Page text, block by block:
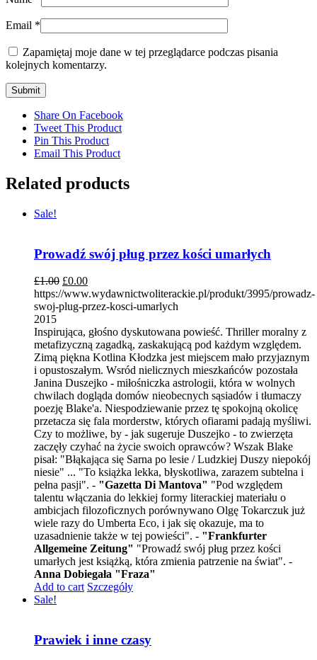
Email *
Zapamiętaj moje dane w tej przeglądarce podczas pisania
kolejnych komentarzy.
Share On Facebook
Tweet This Product
Pin This Product
Email This Product
Related products
Sale!
Prowadź swój pług przez kości umarłych
£1.00 £0.00
https://www.wydawnictwoliterackie.pl/produkt/3995/prowadz-
swoj-plug-przez-kosci-umarlych
2015
Inspirująca, głośno dyskutowana powieść. Thriller moralny z
metafizyczną zagadką, zaskakującą pod każdym względem.
Zimą piękna Kotlina Kłodzka jest miejscem mało przyjaznym
i opustoszałym. Wsród nielicznych mieszkańców pozostała
Janina Duszejko - miłośniczka astrologii, która w wolnych
chwilach dogląda domów nieobecnych sąsiadów i tłumaczy
poezję Blake'a. Niespodziewanie przez tę spokojną okolicę
przetacza się fala morderstw, których ofiarami padają myśliwi.
Czy to możliwe, by - jak sugeruje Duszejko - to zwierzęta
zaczęły czyhać na życie swoich oprawców? Wszak Blake
pisał: "Błąkająca się Sarna po lesie / Ludzkiej Duszy niepokój
niesie" ... "To książka lekka, błyskotliwa, zarazem subtelna i
pełna pasji". - "Gazetta Di Mantova" "Pod względem
talentu włączania do lekkiej formy literackiej materiału o
ambicjach filozoficznych porównywano Olgę Tokarczuk już
wiele razy do Umberta Eco, i jak się okazuje, ma to
uzasadnienie także w tej powieści". - "Frankfurter
Allgemeine Zeitung" "Prowadź swój pług przez kości
umarłych jest książką, która zmienia patrzenie na świat". -
Anna Dobiegała "Fraza"
Add to cart Szczegóły
Sale!
Prawiek i inne czasy